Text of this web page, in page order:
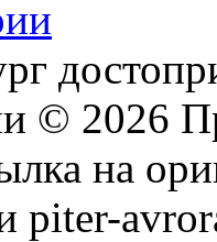
© 2026
на
piter-